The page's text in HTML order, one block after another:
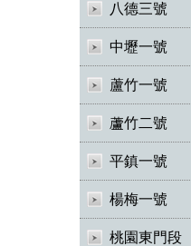
八德三號
中壢一號
蘆竹一號
蘆竹二號
平鎮一號
楊梅一號
桃園東門段